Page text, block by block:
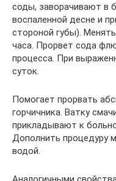
соды, заворачивают в
воспаленной десне и
стороной губы).
часа. Прорвет сода
процесса. При
суток.
Помогает прорвать
горчичника. Ватку
прикладывают к
Дополнить процедуру
водой.